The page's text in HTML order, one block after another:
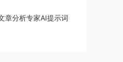
章分析专家AI提示词